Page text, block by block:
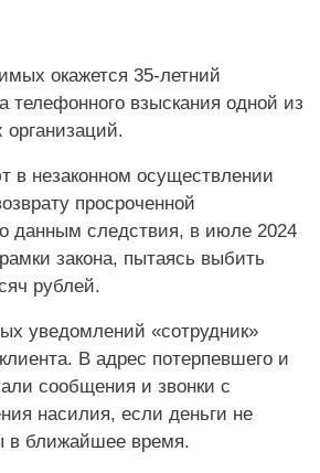
окажется 35-летний
телефонного взыскания одной из
в незаконном осуществлении
просроченной
данным следствия, в июле 2024
закона, пытаясь выбить
рублей.
уведомлений «сотрудник»
В адрес потерпевшего и
сообщения и звонки с
насилия, если деньги не
в ближайшее время.